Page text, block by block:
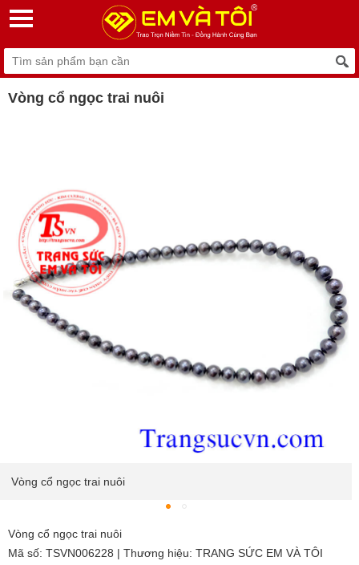
Vòng cổ ngọc trai nuôi
Vòng cổ ngọc trai nuôi
Vòng cổ ngọc trai nuôi
Mã số: TSVN006228 | Thương hiệu: TRANG SỨC EM VÀ TÔI